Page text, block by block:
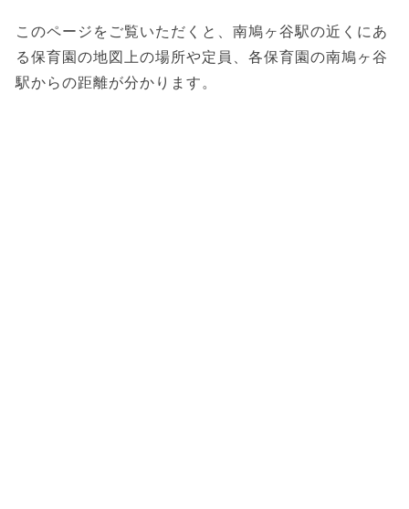
このページをご覧いただくと、南鳩ヶ谷駅の近くにあ
る保育園の地図上の場所や定員、各保育園の南鳩ヶ谷
駅からの距離が分かります。